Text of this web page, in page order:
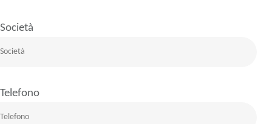
Società
Telefono